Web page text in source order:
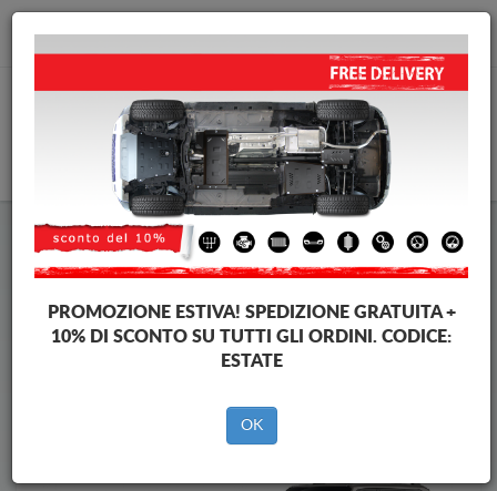
info@piastraparamotore.com
Piastra paramotore di acciaio Toyota
Piastra paramotore di acciaio Toyota Land Cruiser
Brands
Brands
PROMOZIONE ESTIVA! SPEDIZIONE GRATUITA +
10% DI SCONTO SU TUTTI GLI ORDINI. CODICE:
ESTATE
OK